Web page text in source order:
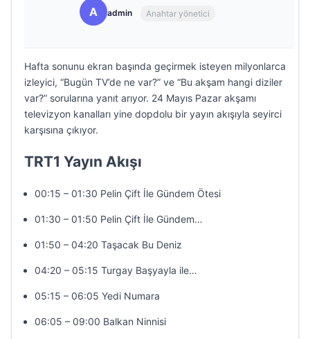
A admin Anahtar yönetici
Hafta sonunu ekran başında geçirmek isteyen milyonlarca
izleyici, “Bugün TV’de ne var?” ve “Bu akşam hangi diziler
var?” sorularına yanıt arıyor. 24 Mayıs Pazar akşamı
televizyon kanalları yine dopdolu bir yayın akışıyla seyirci
karşısına çıkıyor.
TRT1 Yayın Akışı
00:15 – 01:30 Pelin Çift İle Gündem Ötesi
01:30 – 01:50 Pelin Çift İle Gündem…
01:50 – 04:20 Taşacak Bu Deniz
04:20 – 05:15 Turgay Başyayla ile…
05:15 – 06:05 Yedi Numara
06:05 – 09:00 Balkan Ninnisi